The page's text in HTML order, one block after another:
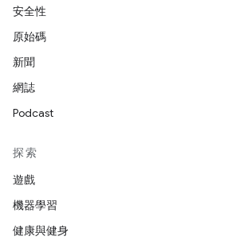
安全性
原始碼
新聞
網誌
Podcast
探索
遊戲
機器學習
健康與健身